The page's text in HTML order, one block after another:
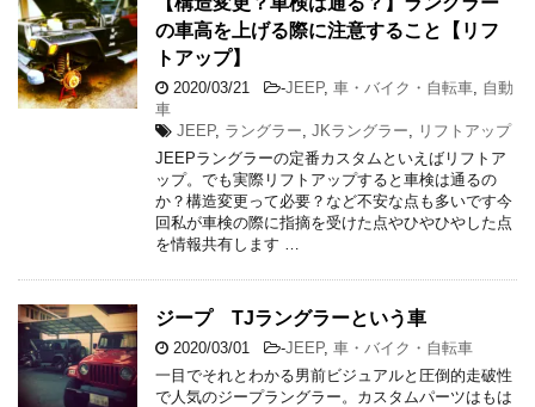
の車高を上げる際に注意すること【リフ
トアップ】
2020/03/21 -JEEP, 車・バイク・自転車 自動
車
JEEP, ラングラー JKラングラー
リフトアップ
JEEPラングラーの定番カスタムといえばリフトア
ップ。でも実際リフトアップすると車検は通るの
か？構造変更って必要？など不安な点も多いです今
回私が車検の際に指摘を受けた点やひやひやした点
を情報共有します …
ジープ TJラングラーという車
2020/03/01 -JEEP, 車・バイク・自転車
一目でそれとわかる男前ビジュアルと圧倒的走破性
で人気のジープラングラー。カスタムパーツはもは